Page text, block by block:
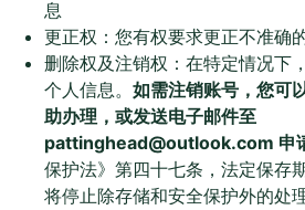
息
更正权：您有权要求更正不准确
删除权及注销权：在特定情况下
个人信息。 如需注销账号，您可
助办理，或发送电子邮件至
pattinghead@outlook.com 申
保护法》第四十七条，法定保存
将停止除存储和安全保护外的处